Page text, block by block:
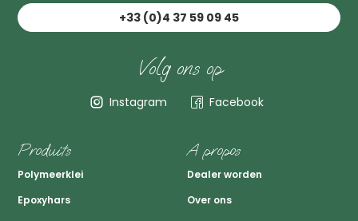
+33 (0)4 37 59 09 45
Volg ons op
Instagram Facebook
Produits
Polymeerklei
Epoxyhars
A propos
Dealer worden
Over ons